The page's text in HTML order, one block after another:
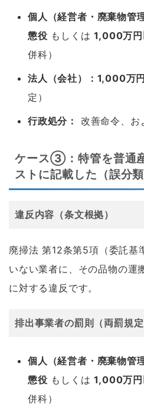
個人（経営者・廃棄物管
懲役 もしくは1,000万円
併科）
法人（会社）：1,000万
定）
行政処分：
改善命令、お
ケース③：特管を普通
ストに記載した（誤分類
違反内容（条文根拠）
廃掃法 第12条第5項（委託基
いない業者に、その品物の運
に対する違反です。
排出事業者の罰則（両罰規定
個人（経営者・廃棄物管
懲役 もしくは1,000万円
併科）